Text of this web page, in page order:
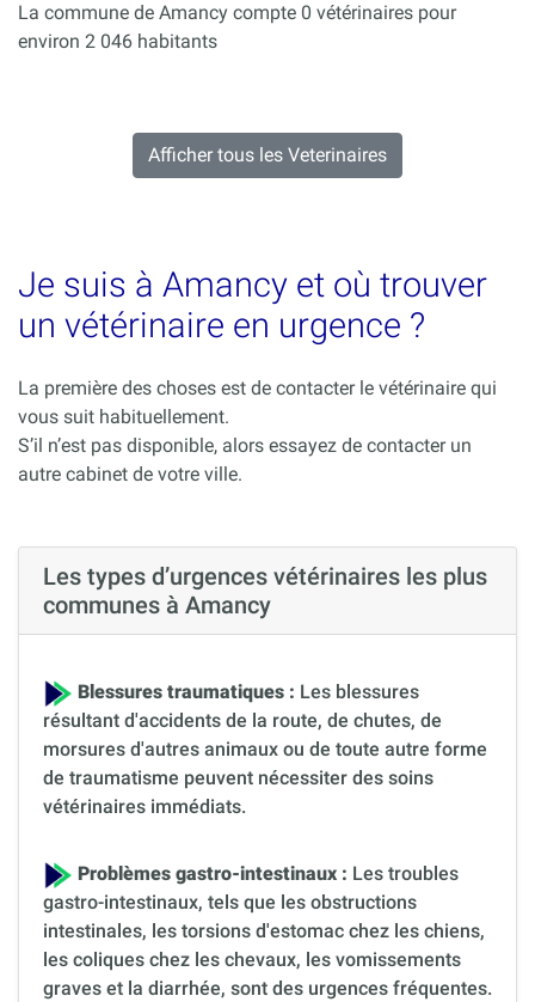
La commune de Amancy compte 0 vétérinaires pour
environ 2 046 habitants
Afficher tous les Veterinaires
Je suis à Amancy et où trouver
un vétérinaire en urgence ?
La première des choses est de contacter le vétérinaire qui
vous suit habituellement.
S’il n’est pas disponible, alors essayez de contacter un
autre cabinet de votre ville.
Les types d’urgences vétérinaires les plus
communes à Amancy
Blessures traumatiques : Les blessures
résultant d'accidents de la route, de chutes, de
morsures d'autres animaux ou de toute autre forme
de traumatisme peuvent nécessiter des soins
vétérinaires immédiats.
Problèmes gastro-intestinaux : Les troubles
gastro-intestinaux, tels que les obstructions
intestinales, les torsions d'estomac chez les chiens,
les coliques chez les chevaux, les vomissements
graves et la diarrhée, sont des urgences fréquentes.